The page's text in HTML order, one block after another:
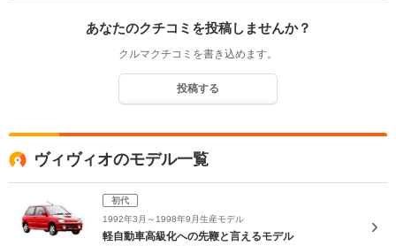
あなたのクチコミを投稿しませんか？
クルマクチコミを書き込めます。
投稿する
ヴィヴィオのモデル一覧
初代
1992年3月～1998年9月生産モデル
軽自動車高級化への先鞭と言えるモデル